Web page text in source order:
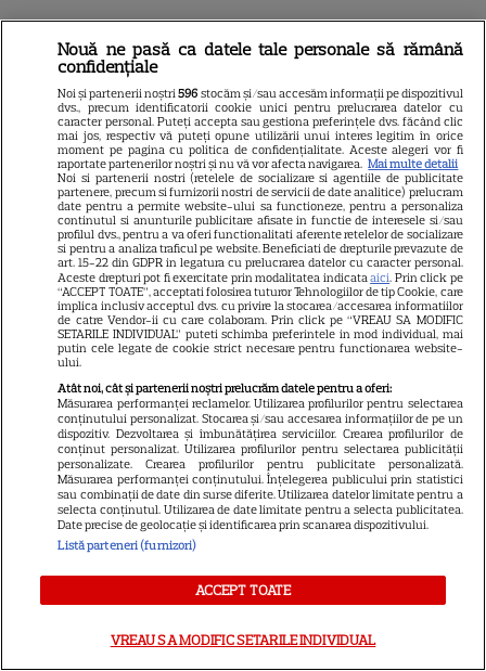
17
DISNEY PLUS
2026: „Camp Rock 3”,
„Futurama” și trilogia
„Stăpânul Inelelor” ajung pe
platformă
15
DISNEY PLUS
Premiere de neratat pe Netflix,
Disney+ și SkyShowtime în
august: seriale noi, filme de
colecție și vedete de top
5
CINEMA
Eli Roth revine cu „Omul cu
înghețata mortală”. Filmul
horror în care copiii devin
criminali după ce mănâncă
înghețată
VEDETE STRĂINE
„Povestea peștelui posac”,
Nouă ne pasă ca datele tale personale să rămână
confidențiale
Noi și partenerii noștri596 stocăm și/sau accesăm informații pe dispozitivul
dvs., precum identificatorii cookie unici pentru prelucrarea datelor cu
caracter personal. Puteți accepta sau gestiona preferințele dvs. făcând clic
mai jos, respectiv vă puteți opune utilizării unui interes legitim în orice
moment pe pagina cu politica de confidențialitate. Aceste alegeri vor fi
raportate partenerilor noștri și nu vă vor afecta navigarea. Mai multe detalii
Noi si partenerii nostri (retelele de socializare si agentiile de publicitate
partenere, precum si furnizorii nostri de servicii de date analitice) prelucram
date pentru a permite website-ului sa functioneze, pentru a personaliza
continutul si anunturile publicitare afisate in functie de interesele si/sau
profilul dvs., pentru a va oferi functionalitati aferente retelelor de socializare
si pentru a analiza traficul pe website. Beneficiati de drepturile prevazute de
art. 15-22 din GDPR in legatura cu prelucrarea datelor cu caracter personal.
Aceste drepturi pot fi exercitate prin modalitatea indicataaici. Prin click pe
“ACCEPT TOATE”, acceptati folosirea tuturor Tehnologiilor de tip Cookie, care
implica inclusiv acceptul dvs. cu privire la stocarea/accesarea informatiilor
de catre Vendor-ii cu care colaboram. Prin click pe “VREAU SA MODIFIC
SETARILE INDIVIDUAL” puteti schimba preferintele in mod individual, mai
putin cele legate de cookie strict necesare pentru functionarea website-
ului.
Atât noi, cât și partenerii noștri prelucrăm datele pentru a oferi:
Măsurarea performanței reclamelor. Utilizarea profilurilor pentru selectarea
conținutului personalizat. Stocarea și/sau accesarea informațiilor de pe un
dispozitiv. Dezvoltarea și îmbunătățirea serviciilor. Crearea profilurilor de
conținut personalizat. Utilizarea profilurilor pentru selectarea publicității
personalizate. Crearea profilurilor pentru publicitate personalizată.
Măsurarea performanței conținutului. Înțelegerea publicului prin statistici
sau combinații de date din surse diferite. Utilizarea datelor limitate pentru a
selecta conținutul. Utilizarea de date limitate pentru a selecta publicitatea.
Date precise de geolocație și identificarea prin scanarea dispozitivului.
Listă parteneri (furnizori)
ACCEPT TOATE
VREAU SA MODIFIC SETARILE INDIVIDUAL